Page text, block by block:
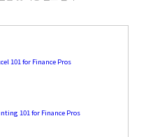
101 for Finance Pros
101 for Finance Pros